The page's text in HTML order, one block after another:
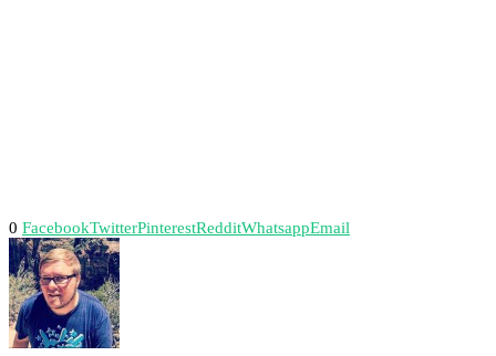
0 FacebookTwitterPinterestRedditWhatsappEmail